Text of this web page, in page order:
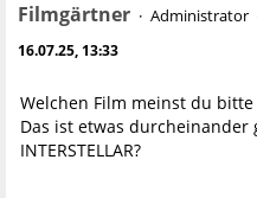
Filmgärtner Administrator
16.07.25, 13:33
Welchen Film meinst du
Das ist etwas durcheinander
INTERSTELLAR?